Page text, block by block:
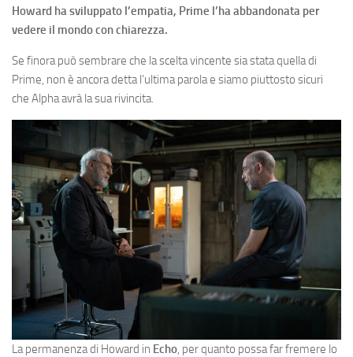
Howard ha sviluppato l’empatia, Prime l’ha abbandonata per
vedere il mondo con chiarezza.
Se finora può sembrare che la scelta vincente sia stata quella di
Prime, non è ancora detta l’ultima parola e siamo piuttosto sicuri
che Alpha avrà la sua rivincita.
La permanenza di Howard in Echo, per quanto possa far fremere lo